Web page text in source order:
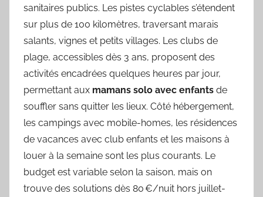
sanitaires publics. Les pistes cyclables s’étendent
sur plus de 100 kilomètres, traversant marais
salants, vignes et petits villages. Les clubs de
plage, accessibles dès 3 ans, proposent des
activités encadrées quelques heures par jour,
permettant aux mamans solo avec enfants de
souffler sans quitter les lieux. Côté hébergement,
les campings avec mobile-homes, les résidences
de vacances avec club enfants et les maisons à
louer à la semaine sont les plus courants. Le
budget est variable selon la saison, mais on
trouve des solutions dès 80 €/nuit hors juillet-